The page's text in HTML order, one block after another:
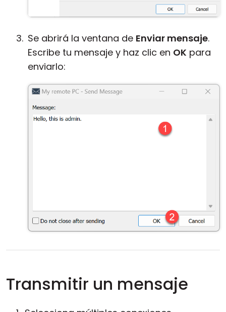
Se abrirá la ventana de Enviar mensaje.
Escribe tu mensaje y haz clic en OK para
enviarlo:
Transmitir un mensaje